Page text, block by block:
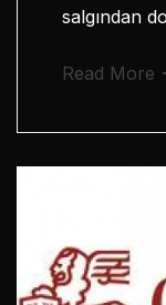
salgından
Read More